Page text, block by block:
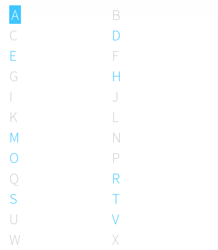
A
B
C
D
E
F
G
H
I
J
K
L
M
N
O
P
Q
R
S
T
U
V
W
X